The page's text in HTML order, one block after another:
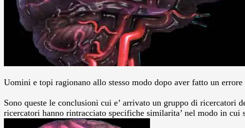
Uomini e topi ragionano allo stesso modo dopo aver fatto un
Sono queste le conclusioni cui e’ arrivato un gruppo di ricercatori
ricercatori hanno rintracciato specifiche similarita’ nel modo in